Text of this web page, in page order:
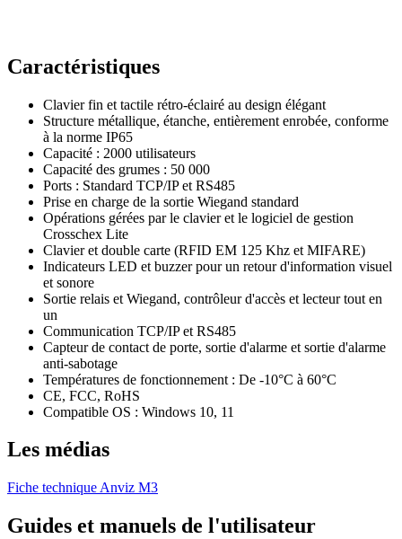
Caractéristiques
Clavier fin et tactile rétro-éclairé au design élégant
Structure métallique, étanche, entièrement enrobée, conforme
à la norme IP65
Capacité : 2000 utilisateurs
Capacité des grumes : 50 000
Ports : Standard TCP/IP et RS485
Prise en charge de la sortie Wiegand standard
Opérations gérées par le clavier et le logiciel de gestion
Crosschex Lite
Clavier et double carte (RFID EM 125 Khz et MIFARE)
Indicateurs LED et buzzer pour un retour d'information visuel
et sonore
Sortie relais et Wiegand, contrôleur d'accès et lecteur tout en
un
Communication TCP/IP et RS485
Capteur de contact de porte, sortie d'alarme et sortie d'alarme
anti-sabotage
Températures de fonctionnement : De -10°C à 60°C
CE, FCC, RoHS
Compatible OS : Windows 10, 11
Les médias
Fiche technique Anviz M3
Guides et manuels de l'utilisateur